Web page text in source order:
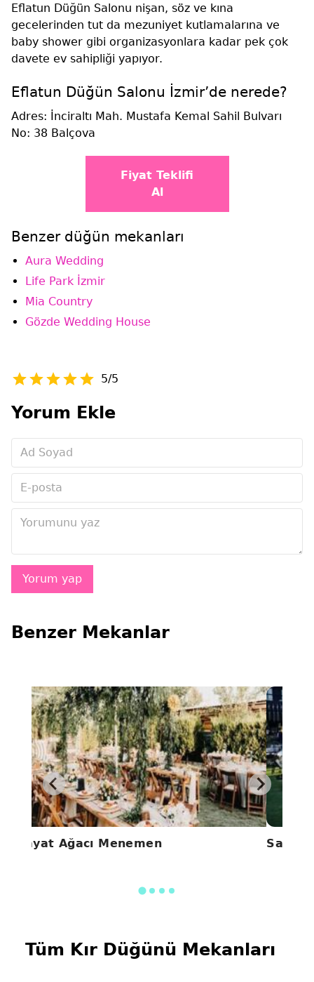
Eflatun Düğün Salonu nişan, söz ve kına
gecelerinden tut da mezuniyet kutlamalarına ve
baby shower gibi organizasyonlara kadar pek çok
davete ev sahipliği yapıyor.
Eflatun Düğün Salonu İzmir’de nerede?
Adres: İnciraltı Mah. Mustafa Kemal Sahil Bulvarı
No: 38 Balçova
Fiyat Teklifi
Al
Benzer düğün mekanları
Aura Wedding
Life Park İzmir
Mia Country
Gözde Wedding House
5/5
Yorum Ekle
Benzer Mekanlar
Hayat Ağacı Menemen Saklı
Tüm Kır Düğünü Mekanları